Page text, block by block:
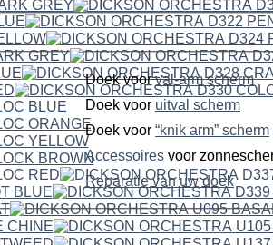
Doek voor
val-arm scherm
Doek voor
uitval scherm
Doek voor
“knik arm” scherm
Accessoires voor
Reparatie van uw doek